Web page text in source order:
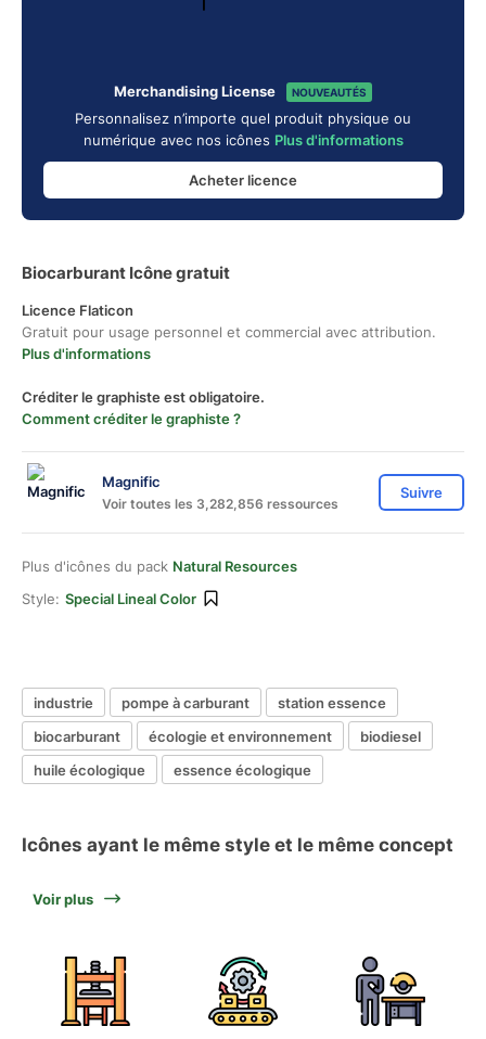
Merchandising License NOUVEAUTÉS
Personnalisez n’importe quel produit physique ou
numérique avec nos icônes Plus d'informations
Acheter licence
Biocarburant Icône gratuit
Licence Flaticon
Gratuit pour usage personnel et commercial avec attribution.
Plus d'informations
Créditer le graphiste est obligatoire.
Comment créditer le graphiste ?
Magnific
Voir toutes les 3,282,856 ressources
Suivre
Plus d'icônes du pack Natural Resources
Style: Special Lineal Color
industrie pompe à carburant
station essence
biocarburant
écologie et environnement
biodiesel
huile écologique
essence écologique
Icônes ayant le même style et le même concept
Voir plus